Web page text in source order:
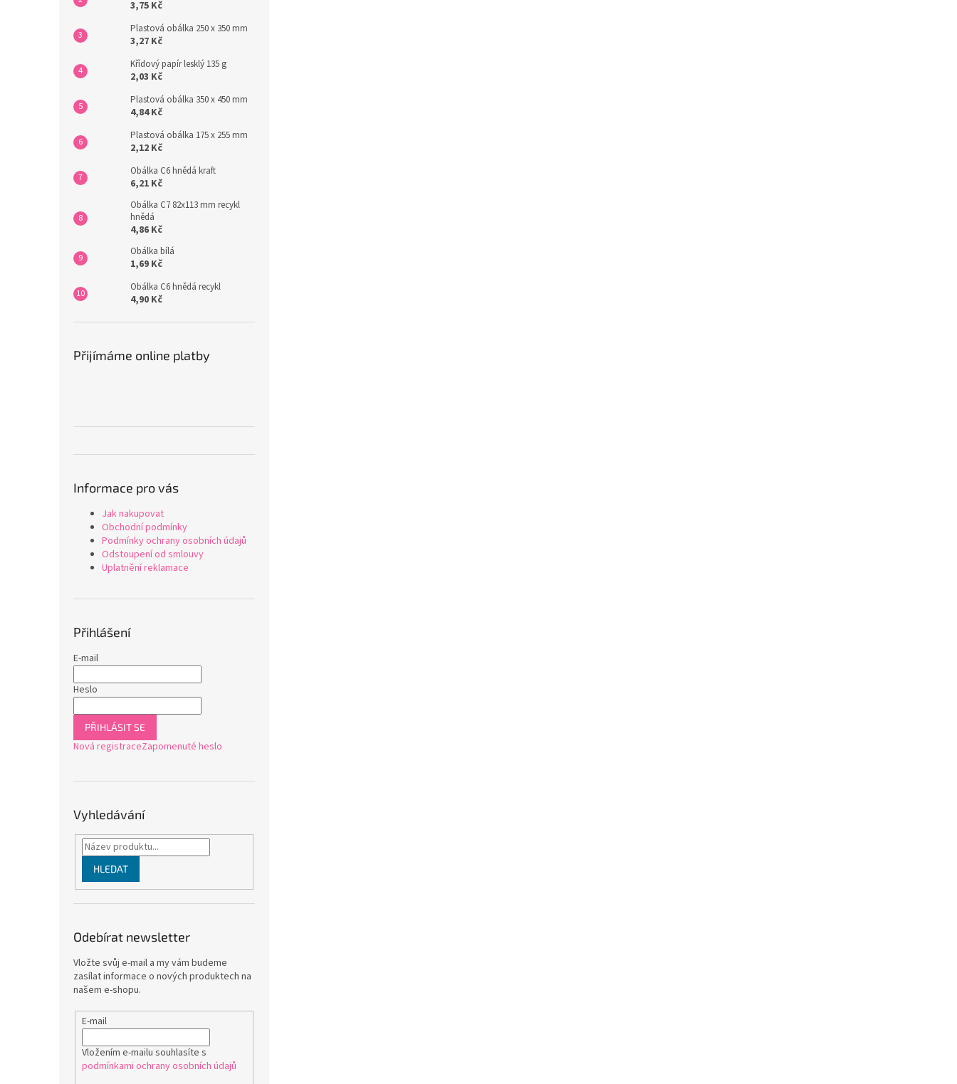
3,75 Kč
Plastová obálka 250 x 350 mm
3,27 Kč
Křídový papír lesklý 135 g
2,03 Kč
Plastová obálka 350 x 450 mm
4,84 Kč
Plastová obálka 175 x 255 mm
2,12 Kč
Obálka C6 hnědá kraft
6,21 Kč
Obálka C7 82x113 mm recykl
hnědá
4,86 Kč
Obálka bílá
1,69 Kč
Obálka C6 hnědá recykl
4,90 Kč
Přijímáme online platby
Informace pro vás
Jak nakupovat
Obchodní podmínky
Podmínky ochrany osobních údajů
Odstoupení od smlouvy
Uplatnění reklamace
Přihlášení
E-mail
Heslo
PŘIHLÁSIT SE
Nová registraceZapomenuté heslo
Vyhledávání
HLEDAT
Odebírat newsletter
Vložte svůj e-mail a my vám budeme
zasílat informace o nových produktech na
našem e-shopu.
E-mail
Vložením e-mailu souhlasíte s
podmínkami ochrany osobních údajů